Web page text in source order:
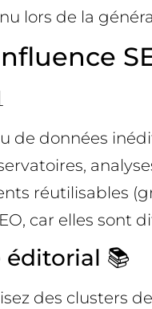
lors de la
de données
réutilisables
car elles sont
📚
des clusters